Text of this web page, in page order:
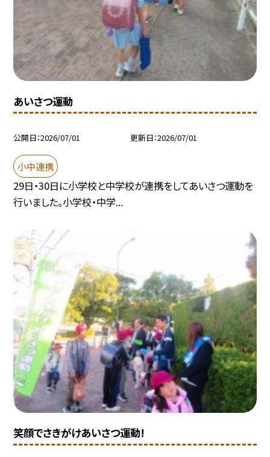
あいさつ運動
公開日 2026/07/01 更新日 2026/07/01
小中連携
29日・30日に小学校と中学校が連携をしてあいさつ運動を
行いました。小学校・中学...
笑顔でさきがけあいさつ運動!